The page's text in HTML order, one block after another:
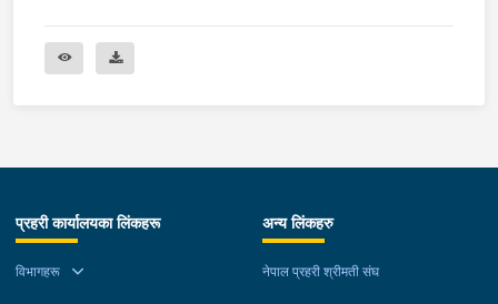
प्रहरी कार्यालयका लिंकहरू
विभागहरू
अन्य लिंकहरु
नेपाल प्रहरी श्रीमती संघ